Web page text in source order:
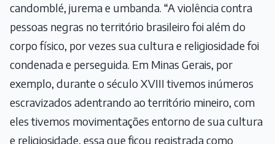
candomblé, jurema e umbanda. “A violência contra
pessoas negras no território brasileiro foi além do
corpo físico, por vezes sua cultura e religiosidade foi
condenada e perseguida. Em Minas Gerais, por
exemplo, durante o século XVIII tivemos inúmeros
escravizados adentrando ao território mineiro, com
eles tivemos movimentações entorno de sua cultura
e religiosidade, essa que ficou registrada como